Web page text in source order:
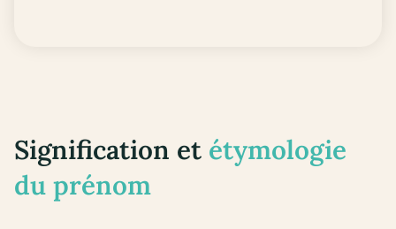
Signification et étymologie
du prénom